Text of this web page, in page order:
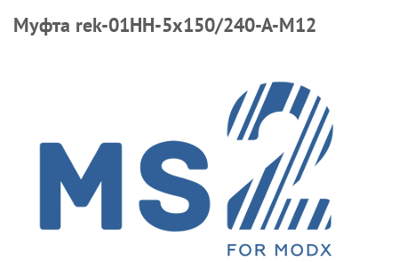
Муфта rek-01HH-5х150/240-А-M12